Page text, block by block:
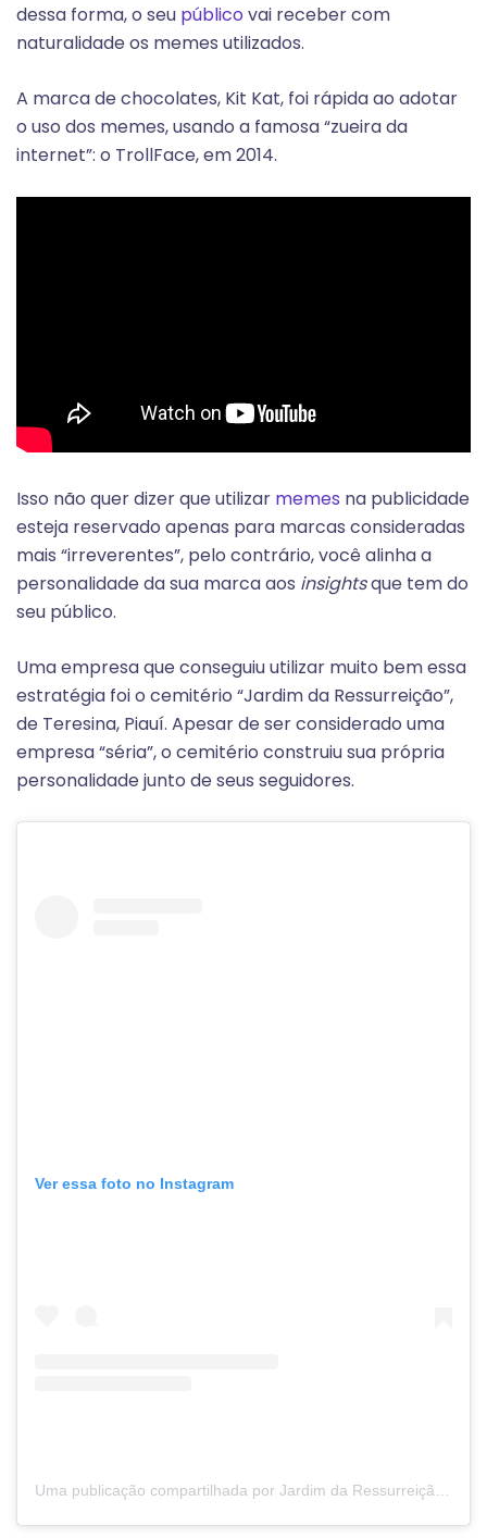
dessa forma, o seu público vai receber com
naturalidade os memes utilizados.
A marca de chocolates, Kit Kat, foi rápida ao adotar
o uso dos memes, usando a famosa “zueira da
internet”: o TrollFace, em 2014.
Isso não quer dizer que utilizar memes na publicidade
esteja reservado apenas para marcas consideradas
mais “irreverentes”, pelo contrário, você alinha a
personalidade da sua marca aos insightsque tem do
seu público.
Uma empresa que conseguiu utilizar muito bem essa
estratégia foi o cemitério “Jardim da Ressurreição”,
de Teresina, Piauí. Apesar de ser considerado uma
empresa “séria”, o cemitério construiu sua própria
personalidade junto de seus seguidores.
Ver essa foto no Instagram